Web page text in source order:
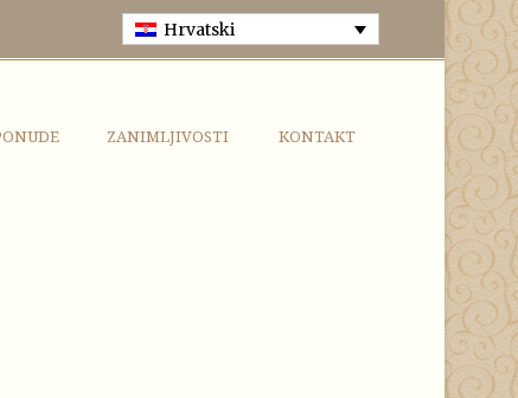
Hrvatski
ZANIMLJIVOSTI KONTAKT